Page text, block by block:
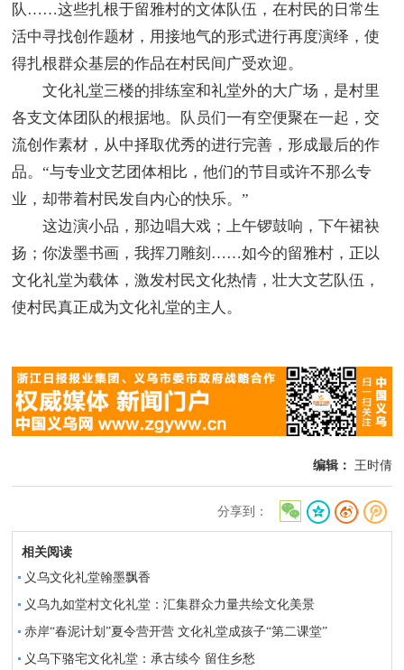
队……这些扎根于留雅村的文体队伍，在村民的日常生
活中寻找创作题材，用接地气的形式进行再度演绎，使
得扎根群众基层的作品在村民间广受欢迎。
文化礼堂三楼的排练室和礼堂外的大广场，是村里
各支文体团队的根据地。队员们一有空便聚在一起，交
流创作素材，从中择取优秀的进行完善，形成最后的作
品。“与专业文艺团体相比，他们的节目或许不那么专
业，却带着村民发自内心的快乐。”
这边演小品，那边唱大戏；上午锣鼓响，下午裙袂
扬；你泼墨书画，我挥刀雕刻……如今的留雅村，正以
文化礼堂为载体，激发村民文化热情，壮大文艺队伍，
使村民真正成为文化礼堂的主人。
编辑： 王时倩
分享到：
相关阅读
义乌文化礼堂翰墨飘香
义乌九如堂村文化礼堂：汇集群众力量共绘文化美景
赤岸“春泥计划”夏令营开营 文化礼堂成孩子“第二课堂”
义乌下骆宅文化礼堂：承古续今 留住乡愁